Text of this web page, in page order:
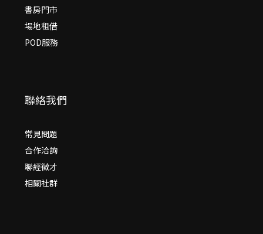
書房門市
場地租借
POD服務
聯絡我們
常見問題
合作洽詢
聯經徵才
相關社群